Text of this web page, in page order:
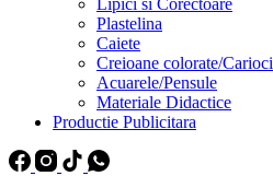
Lipici si Corectoare
Plastelina
Caiete
Creioane colorate/Carioci
Acuarele/Pensule
Materiale Didactice
Productie Publicitara